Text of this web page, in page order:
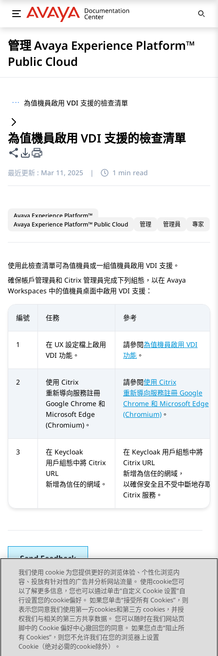
管理 Avaya Experience Platform™
Public Cloud
··· 為值機員啟用 VDI 支援的檢查清單
為值機員啟用 VDI 支援的檢查清單
共用此頁面
PDF 匯出選項
最近更新 : Mar 11, 2025 | 1 min read
Avaya Experience Platform™
Avaya Experience Platform™ Public Cloud
管理 管理員 專家
使用此檢查清單可為值機員或一組值機員啟用 VDI 支援。
確保帳戶管理員和 Citrix 管理員完成下列組態，以在 Avaya
Workspaces 中的值機員桌面中啟用 VDI 支援：
編號 任務 參考
1
在 UX 設定檔上啟用
VDI 功能。
請參閱為值機員啟用 VDI
功能 。
2
使用 Citrix
重新導向服務註冊
Google Chrome 和
Microsoft Edge
(Chromium)。
請參閱使用 Citrix
重新導向服務註冊 Google
Chrome 和 Microsoft Edge
(Chromium) 。
3
在 Keycloak
用戶組態中將 Citrix
URL
新增為信任的網域。
在 Keycloak 用戶組態中將
Citrix URL
新增為信任的網域，
以確保安全且不受中斷地存取
Citrix 服務。
Send Feedback
Topic navigation
上一個主題 下一個主題
STAY CONNECTED
我们使用 cookie 为您提供更好的浏览体验、个性化浏览内
容、投放有针对性的广告并分析网站流量。 使用cookie您可
以了解更多信息，您也可以通过单击“自定义 Cookie 设置”自
行设置您的cookie偏好。 如果您单击“接受所有 Cookies”，则
表示您同意我们使用第一方cookies和第三方 cookies，并授
权我们与相关的第三方共享数据。 您可以随时在我们网站页
脚中的 Cookie 偏好中心撤回您的同意。 如果您点击“阻止所
有 Cookies”，则您不允许我们在您的浏览器上设置
Cookie（绝对必需的cookie除外）。